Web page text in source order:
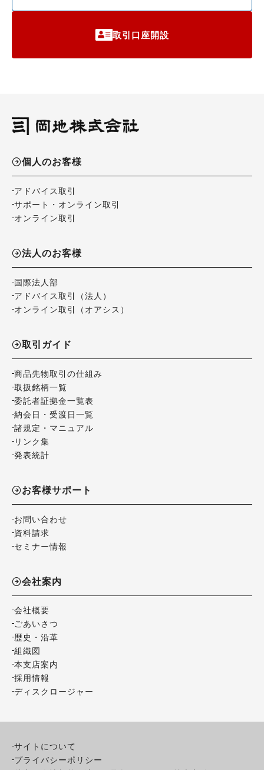
取引口座開設
個人のお客様
アドバイス取引
サポート・オンライン取引
オンライン取引
法人のお客様
国際法人部
アドバイス取引（法人）
オンライン取引（オアシス）
取引ガイド
商品先物取引の仕組み
取扱銘柄一覧
委託者証拠金一覧表
納会日・受渡日一覧
諸規定・マニュアル
リンク集
発表統計
お客様サポート
お問い合わせ
資料請求
セミナー情報
会社案内
会社概要
ごあいさつ
歴史・沿革
組織図
本支店案内
採用情報
ディスクロージャー
サイトについて
プライバシーポリシー